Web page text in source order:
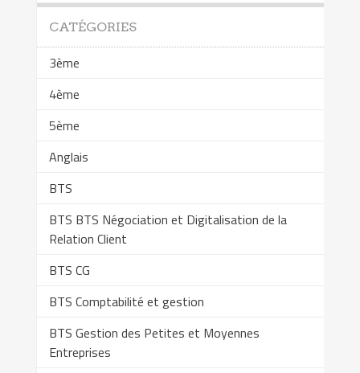
CATÉGORIES
3ème
4ème
5ème
Anglais
BTS
BTS BTS Négociation et Digitalisation de la
Relation Client
BTS CG
BTS Comptabilité et gestion
BTS Gestion des Petites et Moyennes
Entreprises